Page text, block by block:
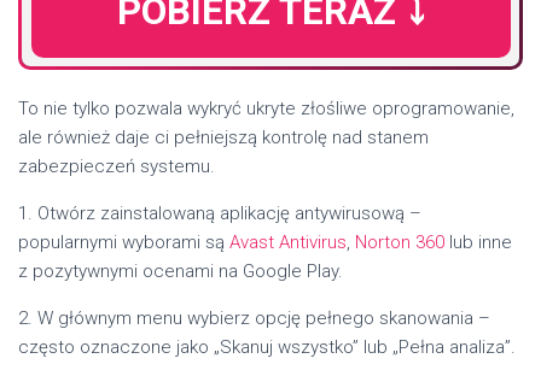
POBIERZ TERAZ ⤵️
To nie tylko pozwala wykryć ukryte złośliwe oprogramowanie,
ale również daje ci pełniejszą kontrolę nad stanem
zabezpieczeń systemu.
1. Otwórz zainstalowaną aplikację antywirusową –
popularnymi wyborami są Avast Antivirus, Norton 360 lub inne
z pozytywnymi ocenami na Google Play.
2. W głównym menu wybierz opcję pełnego skanowania –
często oznaczone jako „Skanuj wszystko” lub „Pełna analiza”.